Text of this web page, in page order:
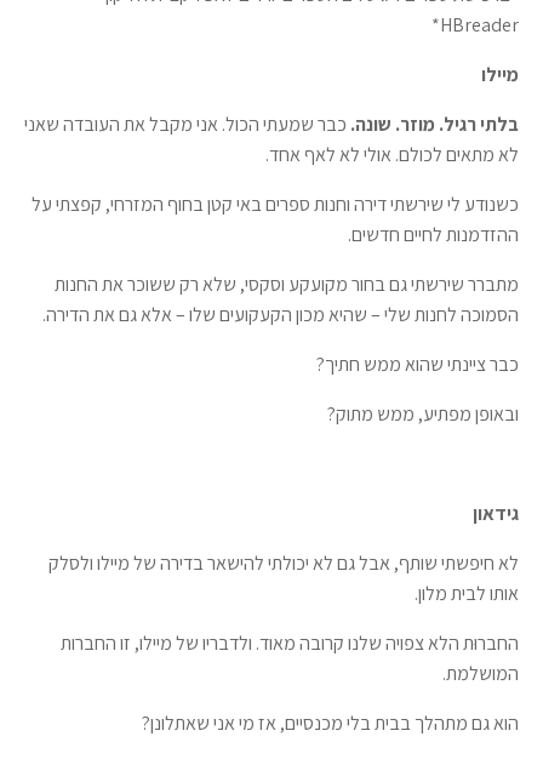
HBreader*
מיילו
בלתי רגיל. מוזר. שונה. כבר שמעתי הכול. אני מקבל את העובדה שאני
לא מתאים לכולם. אולי לא לאף אחד.
כשנודע לי שירשתי דירה וחנות ספרים באי קטן בחוף המזרחי, קפצתי על
ההזדמנות לחיים חדשים.
מתברר שירשתי גם בחור מקועקע וסקסי, שלא רק ששוכר את החנות
הסמוכה לחנות שלי – שהיא מכון הקעקועים שלו – אלא גם את הדירה.
כבר ציינתי שהוא ממש חתיך?
ובאופן מפתיע, ממש מתוק?
גידאון
לא חיפשתי שותף, אבל גם לא יכולתי להישאר בדירה של מיילו ולסלק
אותו לבית מלון.
החברוּת הלא צפויה שלנו קרובה מאוד. ולדבריו של מיילו, זו החברות
המושלמת.
הוא גם מתהלך בבית בלי מכנסיים, אז מי אני שאתלונן?